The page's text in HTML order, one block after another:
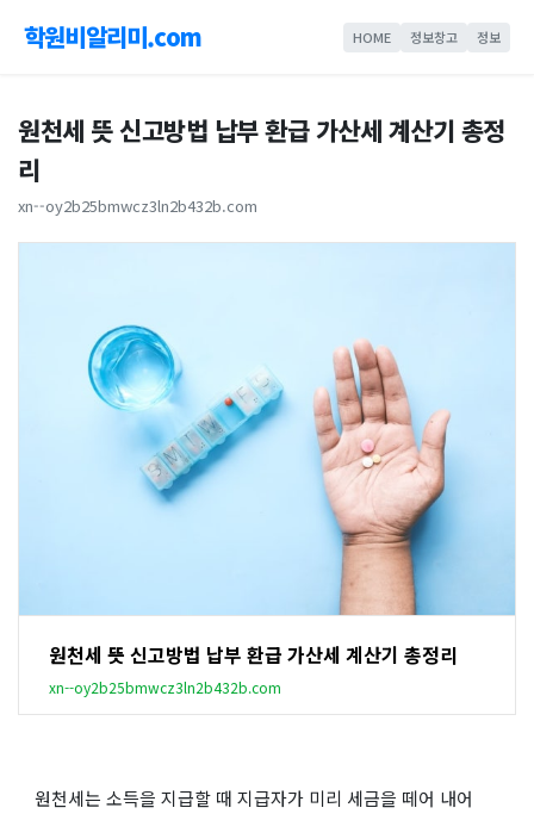
학원비알리미.com HOME 정보창고 정보
원천세 뜻 신고방법 납부 환급 가산세 계산기 총정
리
xn--oy2b25bmwcz3ln2b432b.com
원천세 뜻 신고방법 납부 환급 가산세 계산기 총정리
xn--oy2b25bmwcz3ln2b432b.com
원천세는 소득을 지급할 때 지급자가 미리 세금을 떼어 내어